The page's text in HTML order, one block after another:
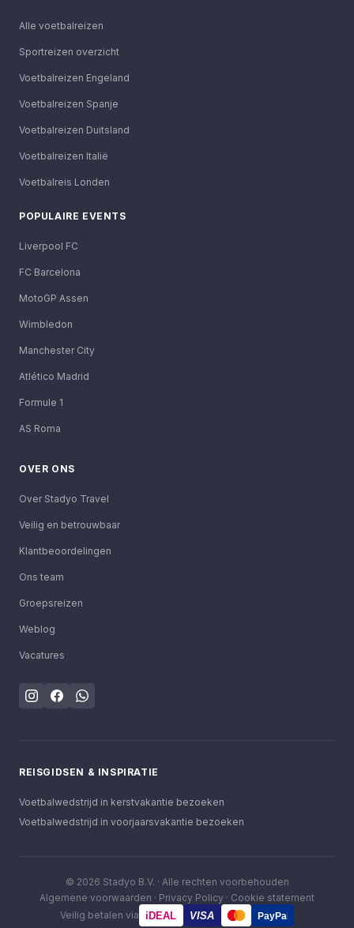
Alle voetbalreizen
Sportreizen overzicht
Voetbalreizen Engeland
Voetbalreizen Spanje
Voetbalreizen Duitsland
Voetbalreizen Italië
Voetbalreis Londen
POPULAIRE EVENTS
Liverpool FC
FC Barcelona
MotoGP Assen
Wimbledon
Manchester City
Atlético Madrid
Formule 1
AS Roma
OVER ONS
Over Stadyo Travel
Veilig en betrouwbaar
Klantbeoordelingen
Ons team
Groepsreizen
Weblog
Vacatures
REISGIDSEN & INSPIRATIE
Voetbalwedstrijd in kerstvakantie bezoeken
Voetbalwedstrijd in voorjaarsvakantie bezoeken
© 2026 Stadyo B.V. · Alle rechten voorbehouden
Algemene voorwaarden · Privacy Policy · Cookie statement
Veilig betalen via
iDEAL VISA PayPal